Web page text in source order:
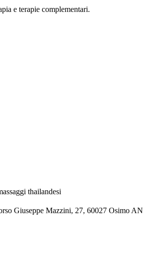
e terapie complementari.
thailandesi
Giuseppe Mazzini, 27, 60027 Osimo AN